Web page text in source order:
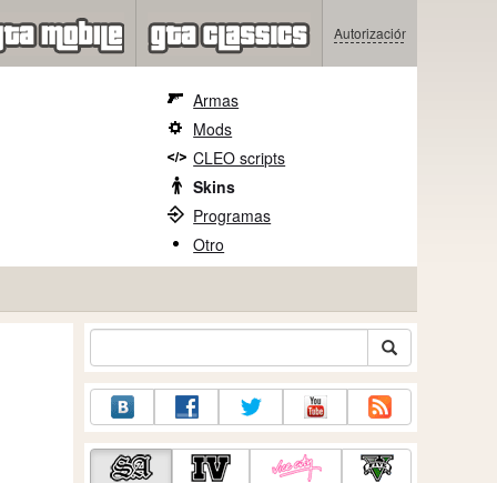
Autorización
Armas
Mods
CLEO scripts
Skins
Programas
Otro